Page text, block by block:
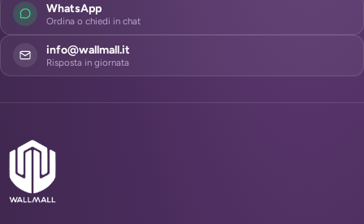
WhatsApp
Ordina o chiedi in chat
info@wallmall.it
Risposta in giornata